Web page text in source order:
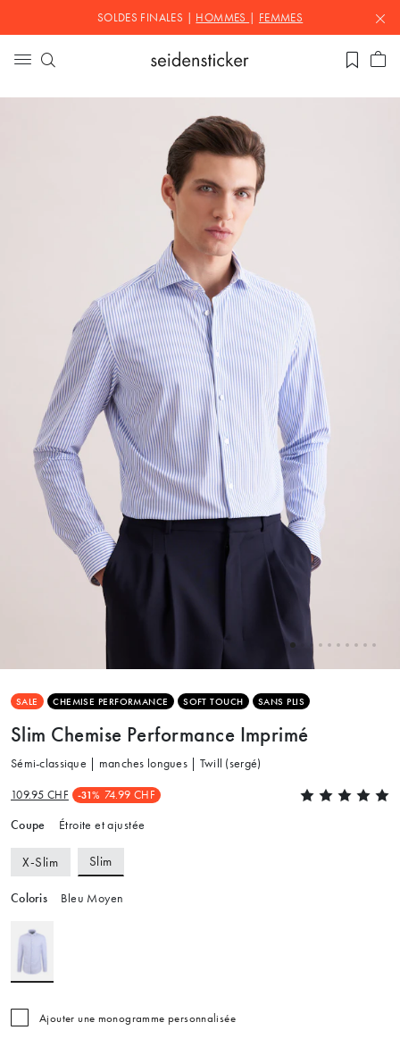
SOLDES FINALES | HOMMES FEMMES
SALE CHEMISE PERFORMANCE SOFT TOUCH SANS PLIS
Slim Chemise Performance Imprimé
Sémi-classique | manches longues | Twill (sergé)
109.95 CHF -31% 74.99 CHF
Coupe Étroite et ajustée
X-Slim Slim
Coloris Bleu Moyen
Ajouter une monogramme personnalisée